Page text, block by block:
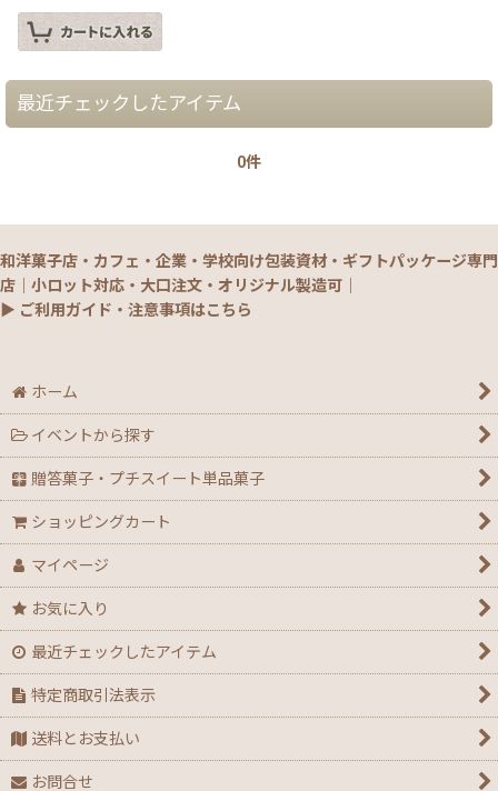
最近チェックしたアイテム
0件
和洋菓子店・カフェ・企業・学校向け包装資材・ギフトパッケージ専門
店｜小ロット対応・大口注文・オリジナル製造可｜
▶ ご利用ガイド・注意事項はこちら
ホーム
イベントから探す
贈答菓子・プチスイート単品菓子
ショッピングカート
マイページ
お気に入り
最近チェックしたアイテム
特定商取引法表示
送料とお支払い
お問合せ